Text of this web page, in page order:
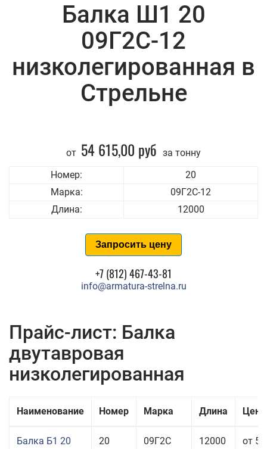
Балка Ш1 20
09Г2С-12
низколегированная в
Стрельне
от 54 615,00 руб за тонну
Номер:
20
Марка:
09Г2С-12
Длина:
12000
Запросить цену
+7 (812) 467-43-81
info@armatura-strelna.ru
Прайс-лист: Балка
двутавровая
низколегированная
Наименование Номер Марка Длина Цена
Балка Б1 20 20 09Г2С 12000
от